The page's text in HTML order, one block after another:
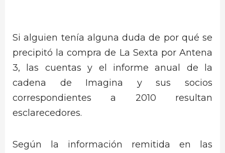
Si alguien tenía alguna duda de por qué se
precipitó la compra de La Sexta por Antena
3, las cuentas y el informe anual de la
cadena de Imagina y sus socios
correspondientes a 2010 resultan
esclarecedores.
Según la información remitida en las